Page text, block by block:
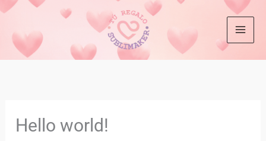
Ir
contenido
Hello world!